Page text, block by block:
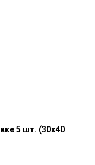
5 шт. (30х40